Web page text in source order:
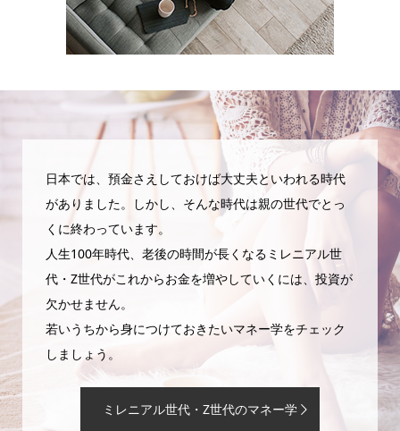
日本では、預金さえしておけば大丈夫といわれる時代
がありました。しかし、そんな時代は親の世代でとっ
くに終わっています。
人生100年時代、老後の時間が長くなるミレニアル世
代・Z世代がこれからお金を増やしていくには、投資が
欠かせません。
若いうちから身につけておきたいマネー学をチェック
しましょう。
ミレニアル世代・Z世代のマネー学